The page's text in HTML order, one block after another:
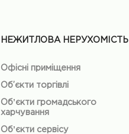
НЕЖИТЛОВА НЕРУХОМІСТЬ
Офісні приміщення
Об’єкти торгівлі
Обʼєкти громадського
харчування
Обʼєкти сервісу